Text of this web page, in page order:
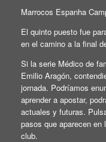
Marrocos Espanha
El quinto puesto fue
en el camino a la final
Si la serie Médico de
Emilio Aragón,
jornada. Podríamos
aprender a apostar,
actuales y futuras.
pasos que aparecen en
club.